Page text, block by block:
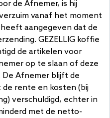
de Afnemer, is hij
vanaf het moment
aangegeven dat de
GEZELLIG koffie
de artikelen voor
op te slaan of deze
Afnemer blijft de
rente en kosten (bij
verschuldigd, echter in
met de netto-